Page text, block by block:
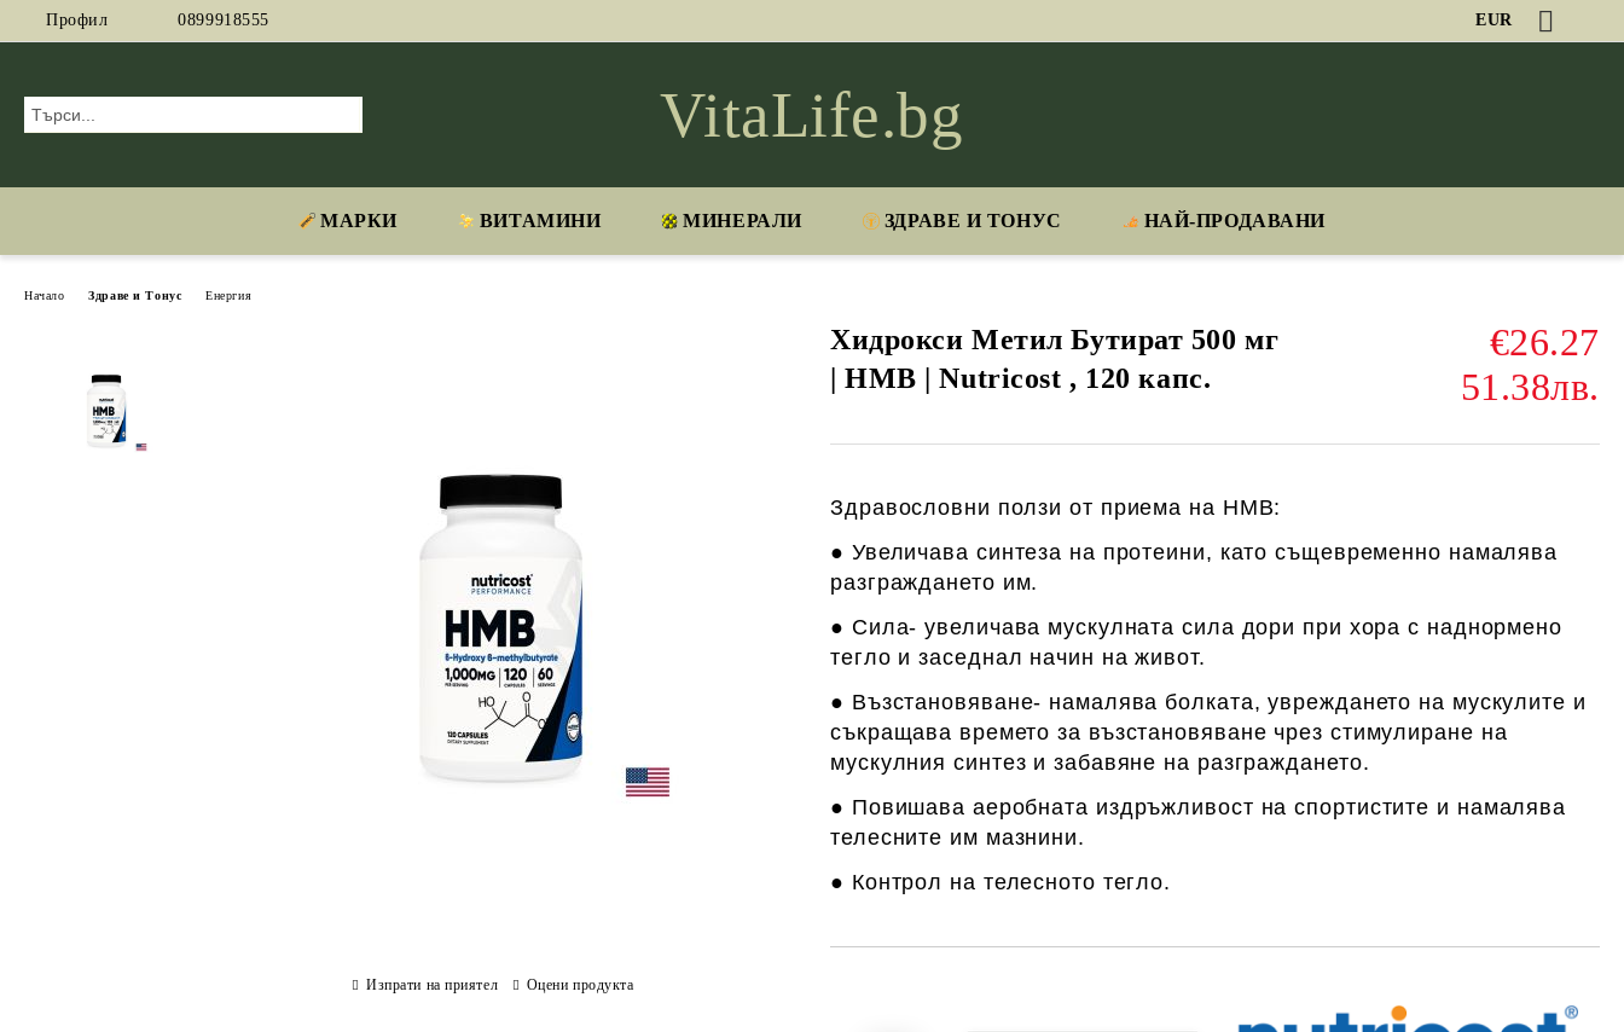
Профил 0899918555 EUR
VitaLife.bg
МАРКИ ВИТАМИНИ МИНЕРАЛИ ЗДРАВЕ И ТОНУС НАЙ-ПРОДАВАНИ
Начало Здраве и Тонус Енергия
Хидрокси Метил Бутират 500 мг
| HMB | Nutricost , 120 капс.
€26.27
51.38лв.
Здравословни ползи от приема на HMB:
● Увеличава синтеза на протеини, като същевременно намалява
разграждането им.
● Сила- увеличава мускулната сила дори при хора с наднормено
тегло и заседнал начин на живот.
● Възстановяване- намалява болката, увреждането на мускулите и
съкращава времето за възстановяване чрез стимулиране на
мускулния синтез и забавяне на разграждането.
● Повишава аеробната издръжливост на спортистите и намалява
телесните им мазнини.
● Контрол на телесното тегло.
Изпрати на приятел Оцени продукта